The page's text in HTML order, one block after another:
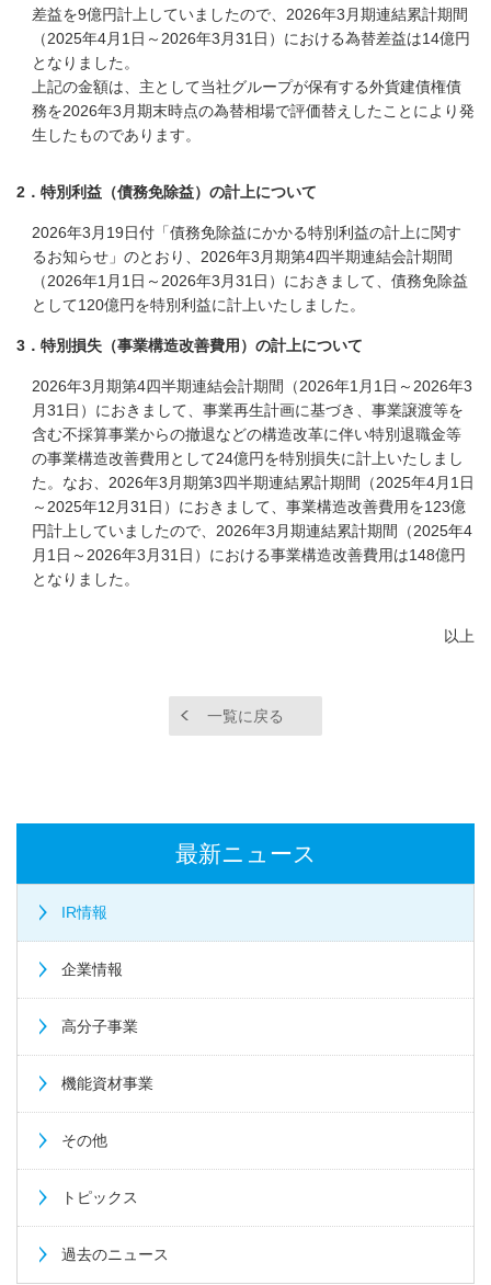
差益を9億円計上していましたので、2026年3月期連結累計期間
（2025年4月1日～2026年3月31日）における為替差益は14億円
となりました。
上記の金額は、主として当社グループが保有する外貨建債権債
務を2026年3月期末時点の為替相場で評価替えしたことにより発
生したものであります。
2．特別利益（債務免除益）の計上について
2026年3月19日付「債務免除益にかかる特別利益の計上に関す
るお知らせ」のとおり、2026年3月期第4四半期連結会計期間
（2026年1月1日～2026年3月31日）におきまして、債務免除益
として120億円を特別利益に計上いたしました。
3．特別損失（事業構造改善費用）の計上について
2026年3月期第4四半期連結会計期間（2026年1月1日～2026年3
月31日）におきまして、事業再生計画に基づき、事業譲渡等を
含む不採算事業からの撤退などの構造改革に伴い特別退職金等
の事業構造改善費用として24億円を特別損失に計上いたしまし
た。なお、2026年3月期第3四半期連結累計期間（2025年4月1日
～2025年12月31日）におきまして、事業構造改善費用を123億
円計上していましたので、2026年3月期連結累計期間（2025年4
月1日～2026年3月31日）における事業構造改善費用は148億円
となりました。
以上
一覧に戻る
最新ニュース
IR情報
企業情報
高分子事業
機能資材事業
その他
トピックス
過去のニュース